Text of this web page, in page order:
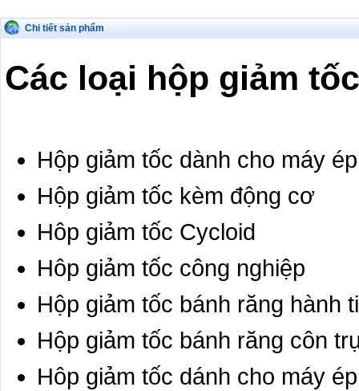
Chi tiết sản phẩm
Các loại hộp giảm
Hộp giảm tốc dành cho máy
Hộp giảm tốc kèm động cơ
Hôp giảm tốc Cycloid
Hôp giảm tốc công nghiệp
Hộp giảm tốc bánh răng hành
Hộp giảm tốc bánh răng côn
Hôp giảm tốc dánh cho máy